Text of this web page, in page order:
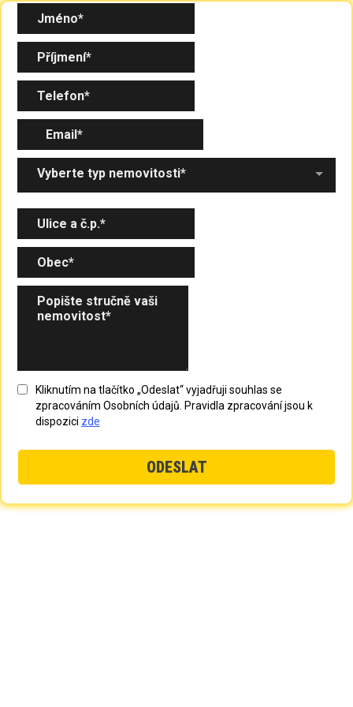
Vyberte typ nemovitosti*
Kliknutím na tlačítko „Odeslat“ vyjadřuji souhlas se
zpracováním Osobních údajů. Pravidla zpracování jsou k
dispozici zde
ODESLAT